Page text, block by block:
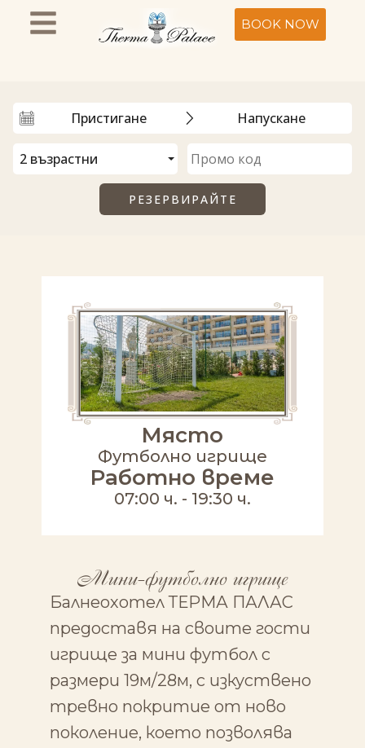
BOOK NOW
Място
Футболно игрище
Работно време
07:00 ч. - 19:30 ч.
Мини-футболно игрище
Балнеохотел ТЕРМА ПАЛАС
предоставя на своите гости
игрище за мини футбол с
размери 19м/28м, с изкуствено
тревно покритие от ново
поколение, което позволява